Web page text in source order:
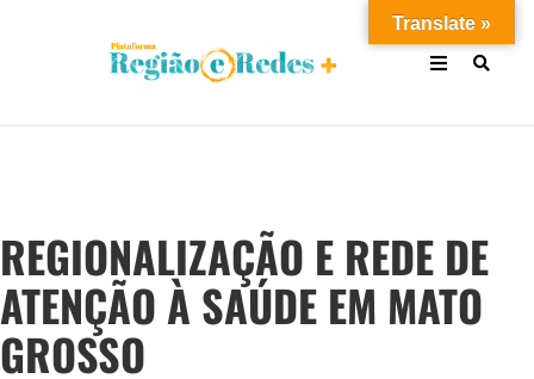
REGIONALIZAÇÃO E REDE DE
ATENÇÃO À SAÚDE EM MATO
GROSSO
Translate »